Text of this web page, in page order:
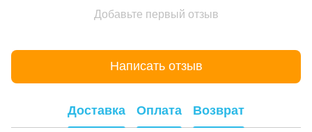
Добавьте первый отзыв
Написать отзыв
Доставка Оплата Возврат